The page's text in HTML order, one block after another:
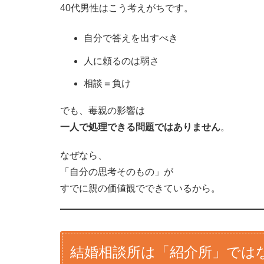
40代男性はこう考えがちです。
自分で答えを出すべき
人に頼るのは弱さ
相談＝負け
でも、毒親の影響は
一人で処理できる問題ではありません。
なぜなら、
「自分の思考そのもの」が
すでに親の価値観でできているから。
結婚相談所は「紹介所」では